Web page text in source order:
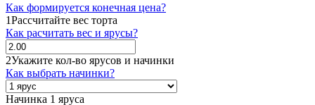
Как формируется конечная цена?
1Рассчитайте вес торта
Как расчитать вес и ярусы?
2Укажите кол-во ярусов и начинки
Как выбрать начинки?
Начинка 1 яруса